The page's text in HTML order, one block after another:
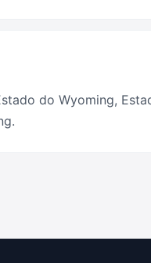
do Wyoming,